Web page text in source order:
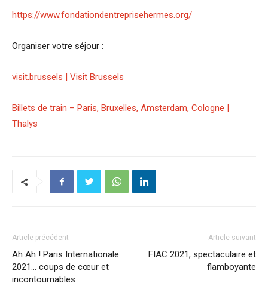
https://www.fondationdentreprisehermes.org/
Organiser votre séjour :
visit.brussels | Visit Brussels
Billets de train – Paris, Bruxelles, Amsterdam, Cologne |
Thalys
Article précédent
Ah Ah ! Paris Internationale
2021… coups de cœur et
incontournables
Article suivant
FIAC 2021, spectaculaire et
flamboyante